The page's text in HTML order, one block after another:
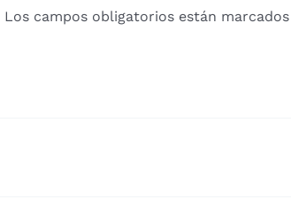
Los campos obligatorios están